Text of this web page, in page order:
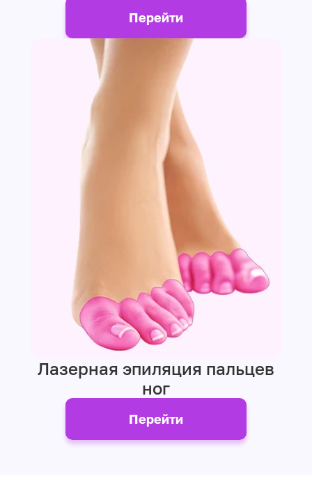
Перейти
Лазерная эпиляция пальцев
ног
Перейти